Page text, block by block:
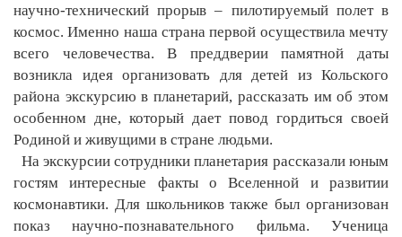
научно-технический прорыв – пилотируемый полет в
космос. Именно наша страна первой осуществила мечту
всего человечества. В преддверии памятной даты
возникла идея организовать для детей из Кольского
района экскурсию в планетарий, рассказать им об этом
особенном дне, который дает повод гордиться своей
Родиной и живущими в стране людьми.
На экскурсии сотрудники планетария рассказали юным
гостям интересные факты о Вселенной и развитии
космонавтики. Для школьников также был организован
показ научно-познавательного фильма. Ученица